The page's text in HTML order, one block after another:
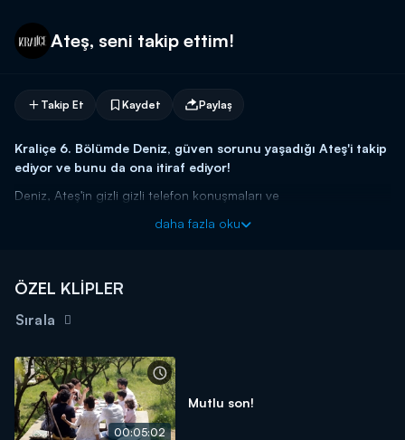
Ateş, seni takip ettim!
Takip Et Kaydet Paylaş
Kraliçe 6. Bölümde Deniz, güven sorunu yaşadığı Ateş'i takip
ediyor ve bunu da ona itiraf ediyor!
Deniz, Ateş'in gizli gizli telefon konuşmaları ve
verdiği Ateş'in kendisini hala aldattığından şüphelenen Deniz
Kraliçe, her çarşamba saat 20.00'da Kanal D'de!
daha fazla oku
ÖZEL KLİPLER
Sırala
00:05:02
Mutlu son!